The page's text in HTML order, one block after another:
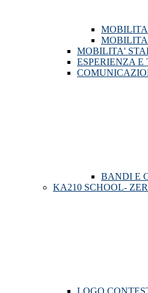
MOBILITA'
ESPERIENZA
BANDI E
KA210 SCHOOL-